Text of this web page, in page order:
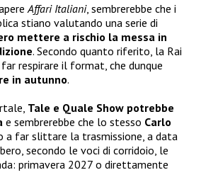
Affari Italiani, sembrerebbe che i
stiano valutando una serie di
mettere a rischio la messa in
. Secondo quanto riferito, la Rai
respirare il format, che dunque
in autunno.
Tale e Quale Show potrebbe
e sembrerebbe che lo stesso Carlo
a far slittare la trasmissione, a data
secondo le voci di corridoio, le
primavera 2027 o direttamente